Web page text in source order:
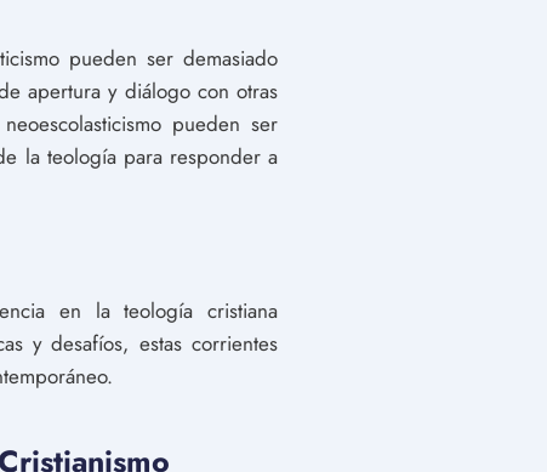
pueden ser demasiado
apertura y diálogo con otras
pueden ser
la teología para responder a
en la teología cristiana
y desafíos, estas corrientes